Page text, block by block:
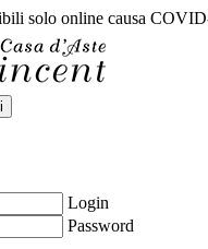
solo online causa
Login
Password